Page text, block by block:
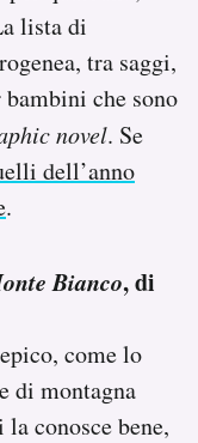
lista di
tra saggi,
che sono
novel. Se
dell’anno
.
Bianco, di
come lo
di montagna
conosce bene,